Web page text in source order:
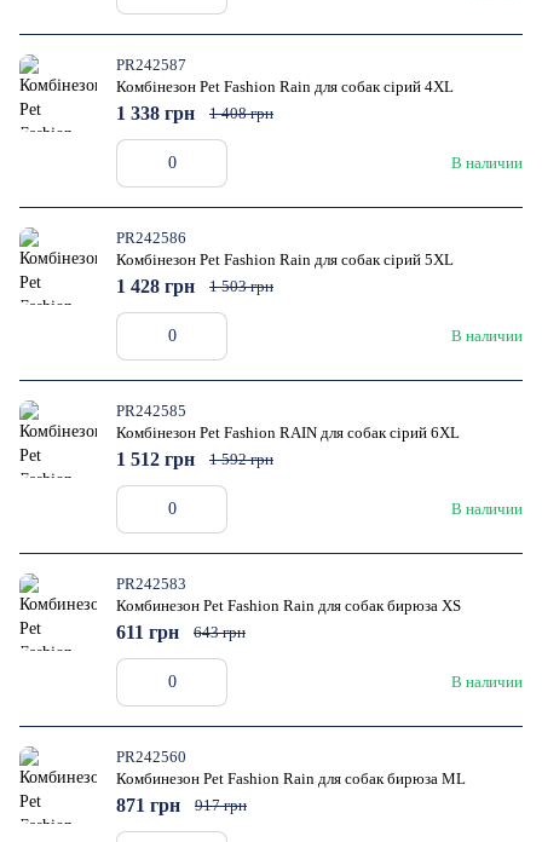
PR242587
Комбінезон Pet Fashion Rain для собак сірий 4XL
В наличии
1 338 грн 1 408 грн
PR242586
Комбінезон Pet Fashion Rain для собак сірий 5XL
В наличии
1 428 грн 1 503 грн
PR242585
Комбінезон Pet Fashion RAIN для собак сірий 6XL
В наличии
1 512 грн 1 592 грн
PR242583
Комбинезон Pet Fashion Rain для собак бирюза XS
В наличии
611 грн 643 грн
PR242560
Комбинезон Pet Fashion Rain для собак бирюза ML
871 грн 917 грн